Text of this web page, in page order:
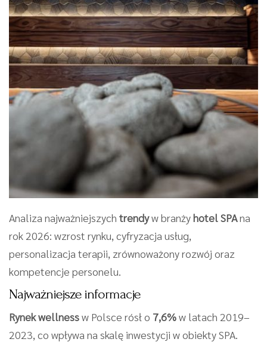
Analiza najważniejszych trendyw branżyhotel SPAna
rok 2026: wzrost rynku, cyfryzacja usług,
personalizacja terapii, zrównoważony rozwój oraz
kompetencje personelu.
Najważniejsze informacje
Rynek wellnessw Polsce rósł o 7,6%w latach 2019–
2023, co wpływa na skalę inwestycji w obiekty SPA.